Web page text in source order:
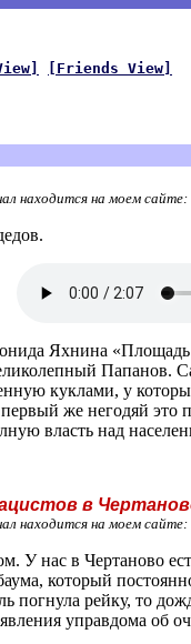
[Friends View]
находится на моем сайте:
Яхнина
Папанов.
куклами, у
же негодяй это
власть над
в
находится на моем сайте:
У нас в Чертаново
который
погнула рейку, то
управдома об